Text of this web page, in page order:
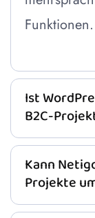
Funktionen.
Ist
B2C-
Kann
Projekte